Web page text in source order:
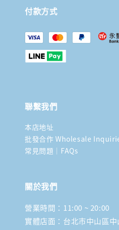
付款方式
聯繫我們
本店地址
批發合作 Wholesale
常見問題｜FAQs
關於我們
營業時間：11:00 ~ 20:00
實體店面：台北市中山區